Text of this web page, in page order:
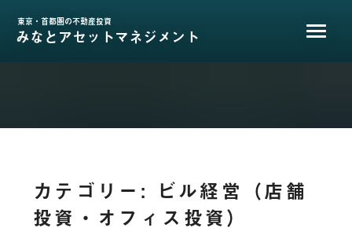
ッ
東京・首都圏の不動産投資
みなとアセットマネジメント
カテゴリー: ビル経営（店舗
投資・オフィス投資）